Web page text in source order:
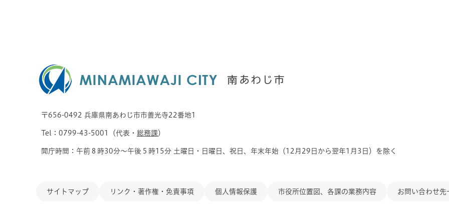
〒656-0492 兵庫県南あわじ市市善光寺22番地1
Tel：0799-43-5001（代表・ 総務課）
開庁時間：午前８時30分～午後５時15分 土曜日・日曜日、祝日、年末年始（12月29日から翌年1月3日）を除く
サイトマップ リンク・著作権・免責事項 個人情報保護 市役所位置図、各課の業務内容 お問い合わせ先